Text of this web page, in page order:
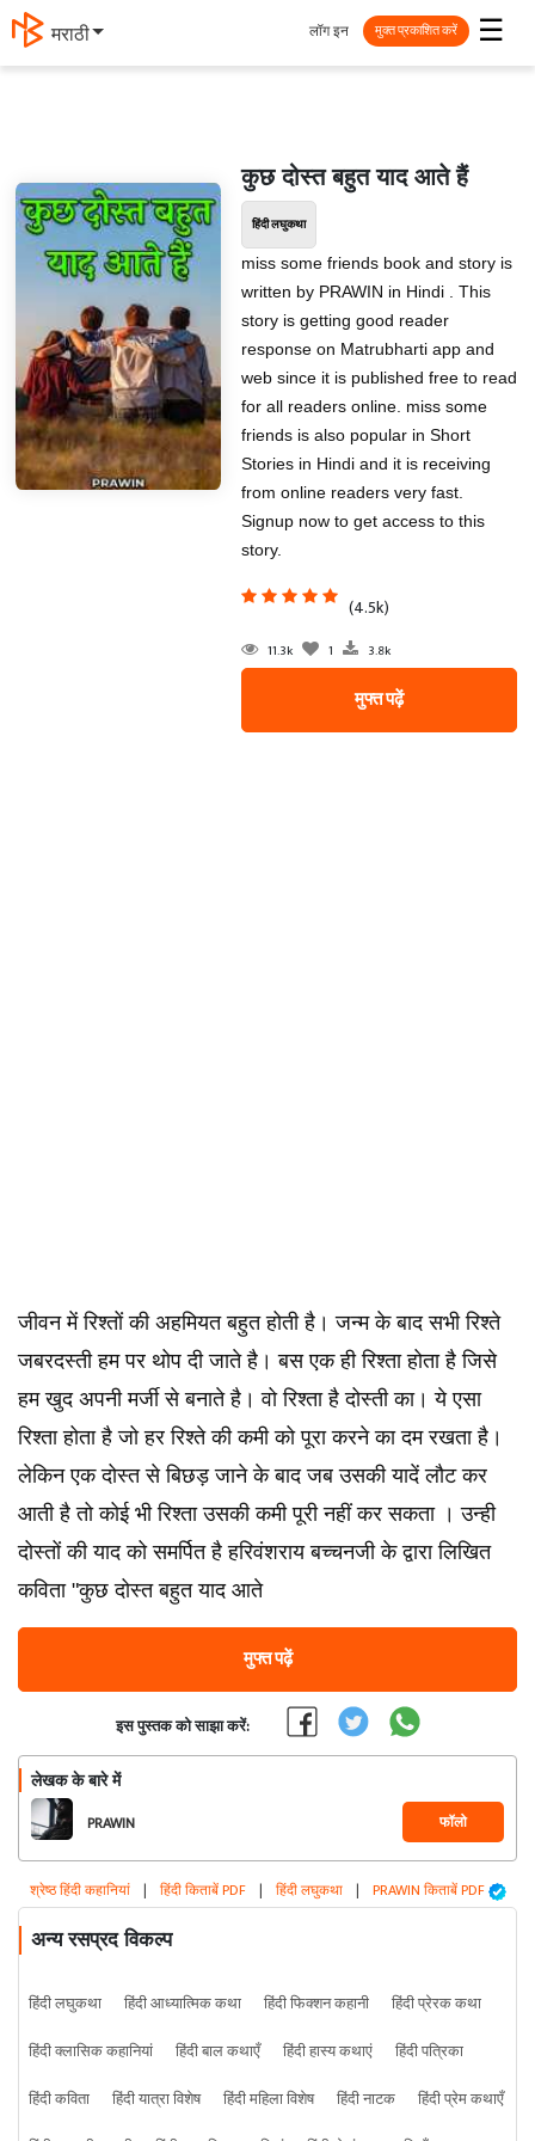
मराठी ☰
लॉग इन मुक्त प्रकाशित करें
कुछ दोस्त बहुत याद आते हैं
हिंदी लघुकथा
miss some friends book and story is
written by PRAWIN in Hindi . This
story is getting good reader
response on Matrubharti app and
web since it is published free to read
for all readers online. miss some
friends is also popular in Short
Stories in Hindi and it is receiving
from online readers very fast.
Signup now to get access to this
story.
(4.5k)
11.3k 1 3.8k
मुफ्त पढ़ें
जीवन में रिश्तों की अहमियत बहुत होती है। जन्म के बाद सभी रिश्ते
जबरदस्ती हम पर थोप दी जाते है। बस एक ही रिश्ता होता है जिसे
हम खुद अपनी मर्जी से बनाते है। वो रिश्ता है दोस्ती का। ये एसा
रिश्ता होता है जो हर रिश्ते की कमी को पूरा करने का दम रखता है।
लेकिन एक दोस्त से बिछड़ जाने के बाद जब उसकी यादें लौट कर
आती है तो कोई भी रिश्ता उसकी कमी पूरी नहीं कर सकता । उन्ही
दोस्तों की याद को समर्पित है हरिवंशराय बच्चनजी के द्वारा लिखित
कविता "कुछ दोस्त बहुत याद आते
मुफ्त पढ़ें
इस पुस्तक को साझा करें:
लेखक के बारे में
PRAWIN फॉलो
श्रेष्ठ हिंदी कहानियां | हिंदी किताबें PDF | हिंदी लघुकथा | PRAWIN किताबें PDF
अन्य रसप्रद विकल्प
हिंदी लघुकथा हिंदी आध्यात्मिक कथा हिंदी फिक्शन कहानी
हिंदी प्रेरक कथा
हिंदी क्लासिक कहानियां
हिंदी बाल कथाएँ हिंदी हास्य कथाएं
हिंदी पत्रिका
हिंदी कविता
हिंदी यात्रा विशेष हिंदी महिला विशेष हिंदी नाटक
हिंदी प्रेम कथाएँ